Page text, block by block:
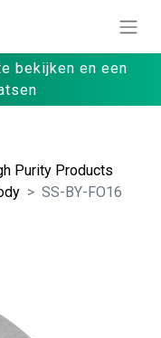
bekijken en een
Purity Products
SS-BY-FO16